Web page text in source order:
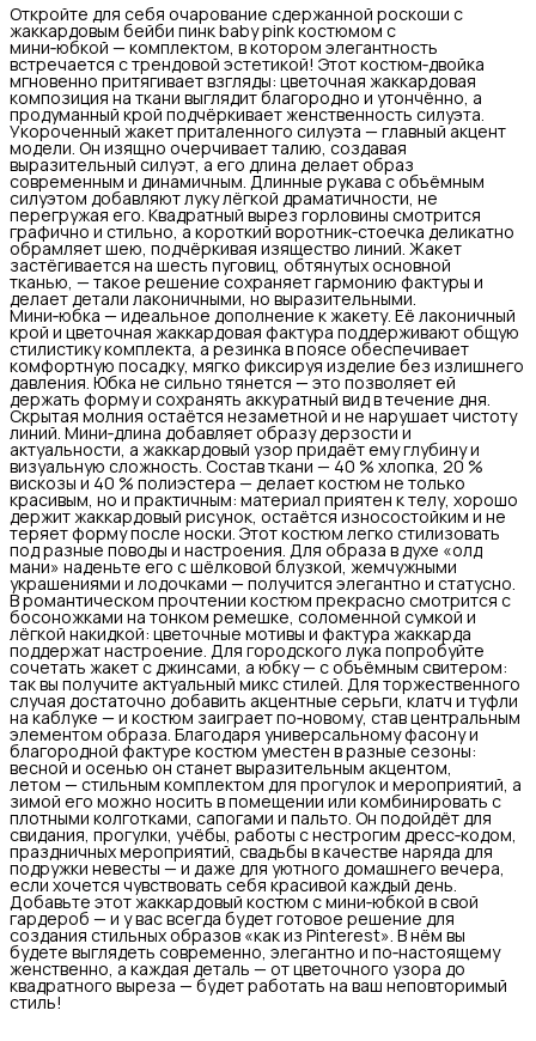
Откройте для себя очарование сдержанной роскоши с
жаккардовым бейби пинк baby pink костюмом с
мини‑юбкой — комплектом, в котором элегантность
встречается с трендовой эстетикой! Этот костюм‑двойка
мгновенно притягивает взгляды: цветочная жаккардовая
композиция на ткани выглядит благородно и утончённо, а
продуманный крой подчёркивает женственность силуэта.
Укороченный жакет приталенного силуэта — главный акцент
модели. Он изящно очерчивает талию, создавая
выразительный силуэт, а его длина делает образ
современным и динамичным. Длинные рукава с объёмным
силуэтом добавляют луку лёгкой драматичности, не
перегружая его. Квадратный вырез горловины смотрится
графично и стильно, а короткий воротник‑стоечка деликатно
обрамляет шею, подчёркивая изящество линий. Жакет
застёгивается на шесть пуговиц, обтянутых основной
тканью, — такое решение сохраняет гармонию фактуры и
делает детали лаконичными, но выразительными.
Мини‑юбка — идеальное дополнение к жакету. Её лаконичный
крой и цветочная жаккардовая фактура поддерживают общую
стилистику комплекта, а резинка в поясе обеспечивает
комфортную посадку, мягко фиксируя изделие без излишнего
давления. Юбка не сильно тянется — это позволяет ей
держать форму и сохранять аккуратный вид в течение дня.
Скрытая молния остаётся незаметной и не нарушает чистоту
линий. Мини‑длина добавляет образу дерзости и
актуальности, а жаккардовый узор придаёт ему глубину и
визуальную сложность. Состав ткани — 40 % хлопка, 20 %
вискозы и 40 % полиэстера — делает костюм не только
красивым, но и практичным: материал приятен к телу, хорошо
держит жаккардовый рисунок, остаётся износостойким и не
теряет форму после носки. Этот костюм легко стилизовать
под разные поводы и настроения. Для образа в духе «олд
мани» наденьте его с шёлковой блузкой, жемчужными
украшениями и лодочками — получится элегантно и статусно.
В романтическом прочтении костюм прекрасно смотрится с
босоножками на тонком ремешке, соломенной сумкой и
лёгкой накидкой: цветочные мотивы и фактура жаккарда
поддержат настроение. Для городского лука попробуйте
сочетать жакет с джинсами, а юбку — с объёмным свитером:
так вы получите актуальный микс стилей. Для торжественного
случая достаточно добавить акцентные серьги, клатч и туфли
на каблуке — и костюм заиграет по‑новому, став центральным
элементом образа. Благодаря универсальному фасону и
благородной фактуре костюм уместен в разные сезоны:
весной и осенью он станет выразительным акцентом,
летом — стильным комплектом для прогулок и мероприятий, а
зимой его можно носить в помещении или комбинировать с
плотными колготками, сапогами и пальто. Он подойдёт для
свидания, прогулки, учёбы, работы с нестрогим дресс‑кодом,
праздничных мероприятий, свадьбы в качестве наряда для
подружки невесты — и даже для уютного домашнего вечера,
если хочется чувствовать себя красивой каждый день.
Добавьте этот жаккардовый костюм с мини‑юбкой в свой
гардероб — и у вас всегда будет готовое решение для
создания стильных образов «как из Pinterest». В нём вы
будете выглядеть современно, элегантно и по‑настоящему
женственно, а каждая деталь — от цветочного узора до
квадратного выреза — будет работать на ваш неповторимый
стиль!